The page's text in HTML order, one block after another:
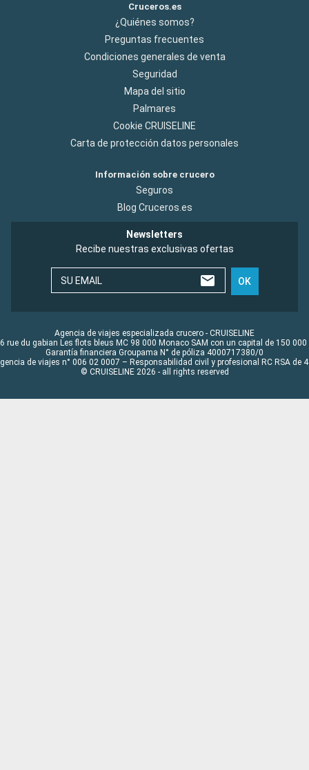
Cruceros.es
¿Quiénes somos?
Preguntas frecuentes
Condiciones generales de venta
Seguridad
Mapa del sitio
Palmares
Cookie CRUISELINE
Carta de protección datos personales
Información sobre crucero
Seguros
Blog Cruceros.es
Newsletters
Recibe nuestras exclusivas ofertas
SU EMAIL OK
Agencia de viajes especializada crucero - CRUISELINE
rue du gabian Les flots bleus MC 98 000 Monaco SAM con un capital de 150 000
Garantía financiera Groupama N° de póliza 4000717380/0
de viajes n° 006 02 0007 – Responsabilidad civil y profesional RC RSA de
© CRUISELINE 2026 - all rights reserved